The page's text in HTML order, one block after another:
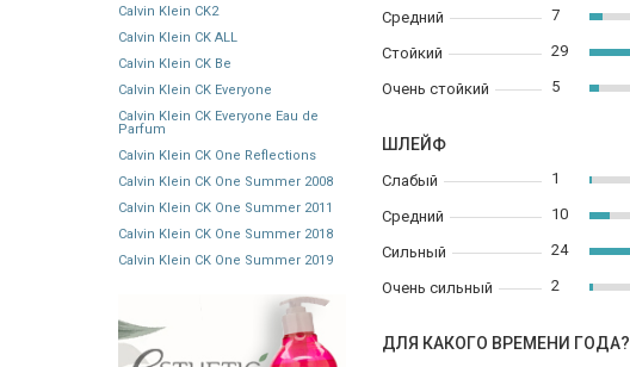
Calvin Klein CK2
Calvin Klein CK ALL
Calvin Klein CK Be
Calvin Klein CK Everyone
Calvin Klein CK Everyone Eau de
Parfum
Calvin Klein CK One Reflections
Calvin Klein CK One Summer 2008
Calvin Klein CK One Summer 2011
Calvin Klein CK One Summer 2018
Calvin Klein CK One Summer 2019
Средний
Стойкий
Очень стойкий
7
29
5
ШЛЕЙФ
Слабый
Средний
Сильный
Очень сильный
1
10
24
2
ДЛЯ КАКОГО ВРЕМЕНИ ГОДА?